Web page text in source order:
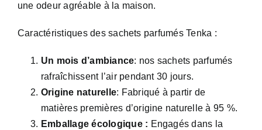
une odeur agréable à la maison.
Caractéristiques des sachets parfumés Tenka :
Un mois d’ambiance: nos sachets parfumés
rafraîchissent l’air pendant 30 jours.
Origine naturelle: Fabriqué à partir de
matières premières d’origine naturelle à 95 %.
Emballage écologique : Engagés dans la